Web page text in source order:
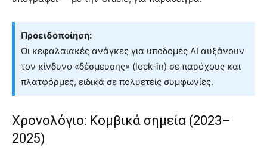
Προειδοποίηση:
Οι κεφαλαιακές ανάγκες για υποδομές AI αυξάνουν
τον κίνδυνο «δέσμευσης» (lock-in) σε παρόχους και
πλατφόρμες, ειδικά σε πολυετείς συμφωνίες.
Χρονολόγιο: Κομβικά σημεία (2023–
2025)